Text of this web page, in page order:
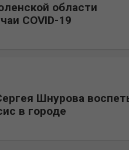
области
COVID-19
Шнурова
в городе